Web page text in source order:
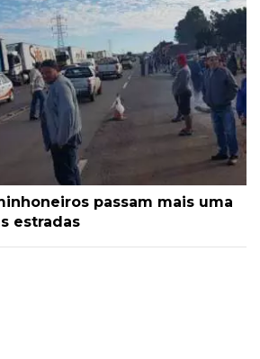
passam mais uma
estradas